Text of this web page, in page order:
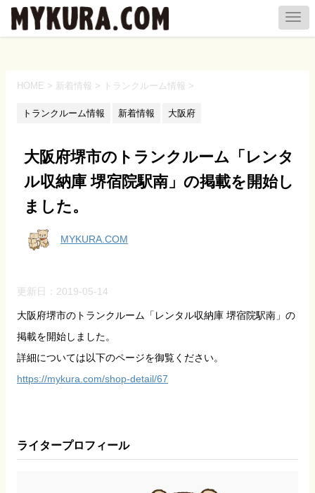
HOME > 新着情報 > トランクルーム情報 >
トランクルーム情報 新着情報 大阪府
大阪府堺市のトランクルーム「レンタ
ル収納庫 堺宿院駅南」の掲載を開始し
ました。
MYKURA.COM
更新日： 2019-05-14
大阪府堺市のトランクルーム「レンタル収納庫 堺宿院駅南」の
掲載を開始しました。
詳細については以下のページを御覧ください。
https://mykura.com/shop-detail/67
ライタープロフィール